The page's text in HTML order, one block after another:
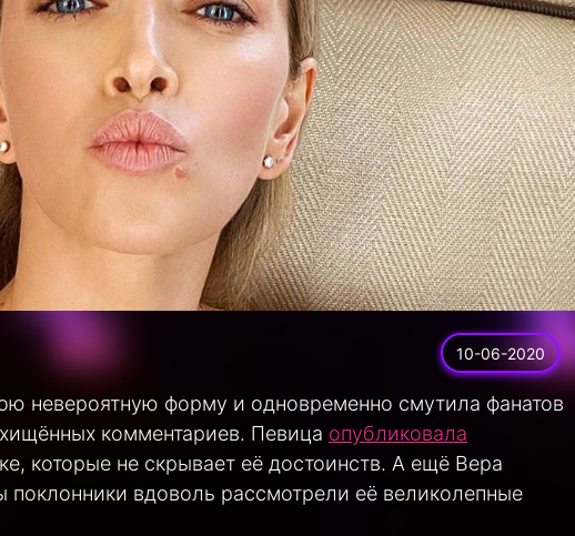
10-06-2020
невероятную форму и одновременно смутила фанатов
комментариев. Певица опубликовала
которые не скрывает её достоинств. А ещё Вера
поклонники вдоволь рассмотрели её великолепные